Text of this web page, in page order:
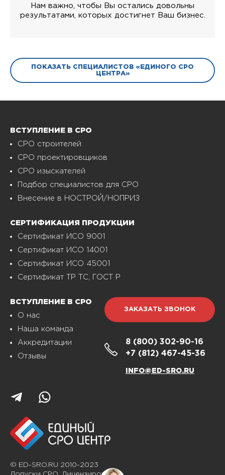
Нам важно, чтобы Вы остались довольны
результатами, которых достигнет Ваш бизнес.
ПОКАЗАТЬ СПЕЦИАЛИСТОВ «ЕДИНОГО СРО
ЦЕНТРА»
ВСТУПЛЕНИЕ В СРО
СРО строителей
СРО проектировщиков
СРО изыскателей
Подбор специалистов для СРО
Внесение в НОСТРОЙ/НОПРИЗ
СЕРТИФИКАЦИЯ ПРОДУКЦИИ
Сертификат ИСО 9001
Сертификат ИСО 14001
Сертификат ИСО 45001
Сертификат ТР ТС, ГОСТ Р
ВСТУПЛЕНИЕ В СРО
О нас
Наша команда
Аккредитации
Отзывы
ЗАКАЗАТЬ ЗВОНОК
8 (800) 302-90-16
+7 (812) 467-45-36
INFO@ED-SRO.RU
© ED-SRO.RU 2010-2023